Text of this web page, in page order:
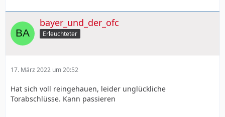
bayer_und_der_ofc
Erleuchteter
17. März 2022 um 20:52
Hat sich voll reingehauen, leider unglückliche
Torabschlüsse. Kann passieren